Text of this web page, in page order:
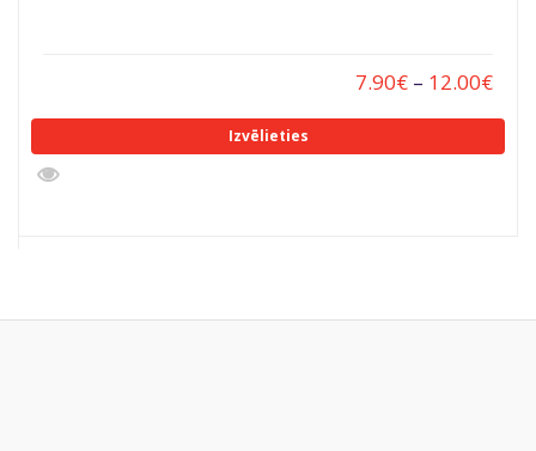
7.90€ – 12.00€
Izvēlieties